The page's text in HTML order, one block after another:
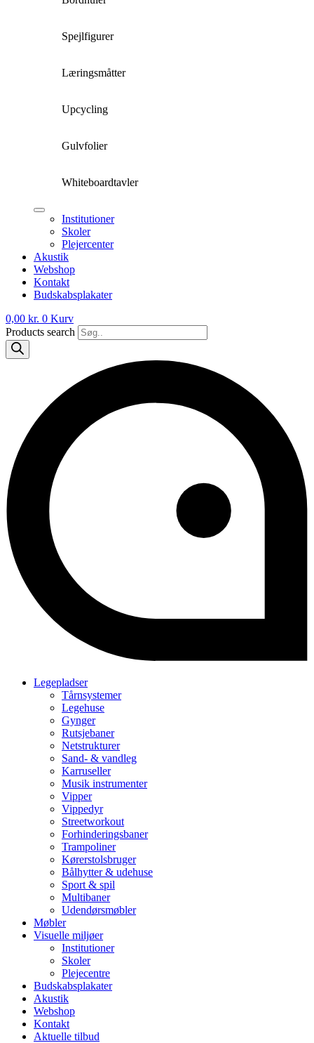
Spejlfigurer
Læringsmåtter
Upcycling
Gulvfolier
Whiteboardtavler
Institutioner
Skoler
Plejercenter
Akustik
Webshop
Kontakt
Budskabsplakater
0,00 kr. 0 Kurv
Products search
Legepladser
Tårnsystemer
Legehuse
Gynger
Rutsjebaner
Netstrukturer
Sand- & vandleg
Karruseller
Musik instrumenter
Vipper
Vippedyr
Streetworkout
Forhinderingsbaner
Trampoliner
Kørerstolsbruger
Bålhytter & udehuse
Sport & spil
Multibaner
Udendørsmøbler
Møbler
Visuelle miljøer
Institutioner
Skoler
Plejecentre
Budskabsplakater
Akustik
Webshop
Kontakt
Aktuelle tilbud